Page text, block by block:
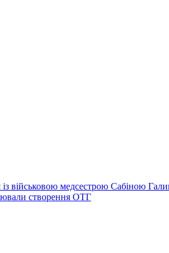
військовою медсестрою Сабіною
створення ОТГ